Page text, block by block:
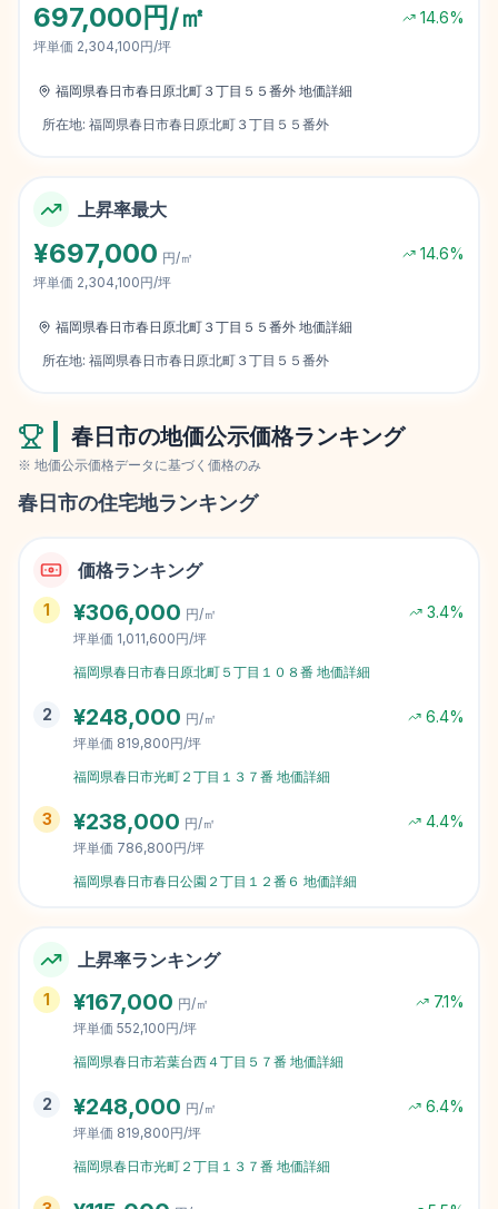
697,000円/㎡ 14.6%
坪単価 2,304,100円/坪
福岡県春日市春日原北町３丁目５５番外 地価詳細
所在地: 福岡県春日市春日原北町３丁目５５番外
上昇率最大
¥697,000 円/㎡ 14.6%
坪単価 2,304,100円/坪
福岡県春日市春日原北町３丁目５５番外 地価詳細
所在地: 福岡県春日市春日原北町３丁目５５番外
春日市の地価公示価格ランキング
※ 地価公示価格データに基づく価格のみ
春日市の住宅地ランキング
価格ランキング
1 ¥306,000 円/㎡ 3.4%
坪単価 1,011,600円/坪
福岡県春日市春日原北町５丁目１０８番 地価詳細
2 ¥248,000 円/㎡ 6.4%
坪単価 819,800円/坪
福岡県春日市光町２丁目１３７番 地価詳細
3 ¥238,000 円/㎡ 4.4%
坪単価 786,800円/坪
福岡県春日市春日公園２丁目１２番６ 地価詳細
上昇率ランキング
1 ¥167,000 円/㎡ 7.1%
坪単価 552,100円/坪
福岡県春日市若葉台西４丁目５７番 地価詳細
2 ¥248,000 円/㎡ 6.4%
坪単価 819,800円/坪
福岡県春日市光町２丁目１３７番 地価詳細